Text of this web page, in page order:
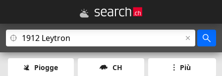
Piogge CH Più